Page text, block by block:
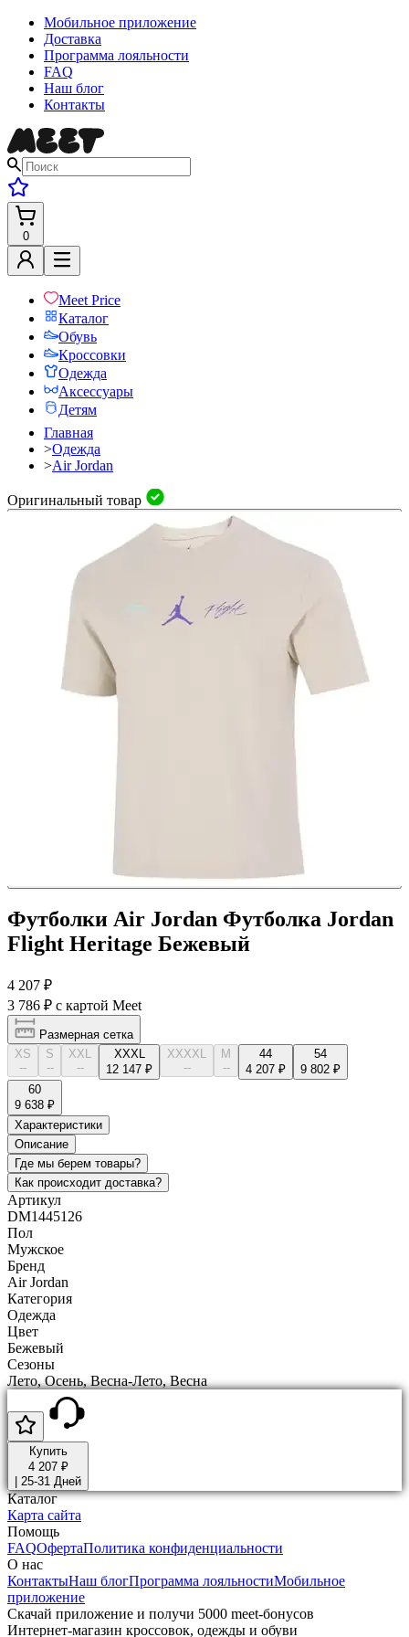
Мобильное приложение
Доставка
Программа лояльности
FAQ
Наш блог
Контакты
0
Meet Price
Каталог
Обувь
Кроссовки
Одежда
Аксессуары
Детям
Главная
>Одежда
>Air Jordan
Оригинальный товар
Футболки Air Jordan Футболка Jordan
Flight Heritage Бежевый
4 207 ₽
3 786 ₽ с картой Meet
Размерная сетка
XS
--
S
--
XXL
--
XXXL
12 147 ₽
XXXXL
--
М
--
44
4 207 ₽
54
9 802 ₽
60
9 638 ₽
Характеристики
Описание
Где мы берем товары?
Как происходит доставка?
Артикул
DM1445126
Пол
Мужское
Бренд
Air Jordan
Категория
Одежда
Цвет
Бежевый
Сезоны
Лето, Осень, Весна-Лето, Весна
Купить
4 207 ₽
25-31 Дней
Каталог
Карта сайта
Помощь
FAQОфертаПолитика конфиденциальности
О нас
КонтактыНаш блогПрограмма лояльностиМобильное
приложение
Скачай приложение и получи 5000 meet-бонусов
Интернет-магазин кроссовок, одежды и обуви